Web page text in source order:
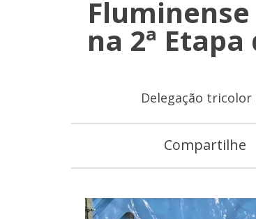
na 2ª
Delegação
Compartilhe